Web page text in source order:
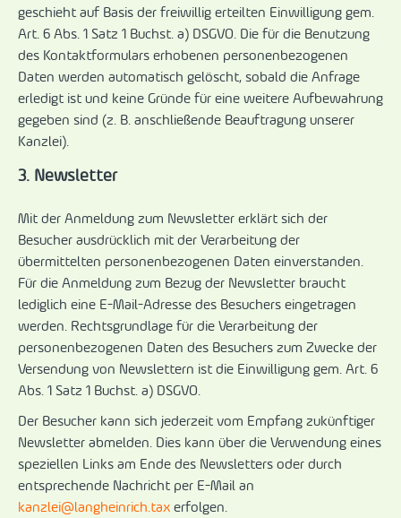
geschieht auf Basis der freiwillig erteilten Einwilligung gem.
Art. 6 Abs. 1 Satz 1 Buchst. a) DSGVO. Die für die Benutzung
des Kontaktformulars erhobenen personenbezogenen
Daten werden automatisch gelöscht, sobald die Anfrage
erledigt ist und keine Gründe für eine weitere Aufbewahrung
gegeben sind (z. B. anschließende Beauftragung unserer
Kanzlei).
3. Newsletter
Mit der Anmeldung zum Newsletter erklärt sich der
Besucher ausdrücklich mit der Verarbeitung der
übermittelten personenbezogenen Daten einverstanden.
Für die Anmeldung zum Bezug der Newsletter braucht
lediglich eine E-Mail-Adresse des Besuchers eingetragen
werden. Rechtsgrundlage für die Verarbeitung der
personenbezogenen Daten des Besuchers zum Zwecke der
Versendung von Newslettern ist die Einwilligung gem. Art. 6
Abs. 1 Satz 1 Buchst. a) DSGVO.
Der Besucher kann sich jederzeit vom Empfang zukünftiger
Newsletter abmelden. Dies kann über die Verwendung eines
speziellen Links am Ende des Newsletters oder durch
entsprechende Nachricht per E-Mail an
kanzlei@langheinrich.tax erfolgen.